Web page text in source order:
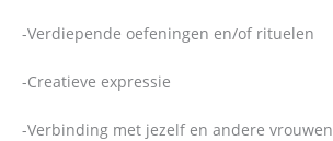
-Verdiepende oefeningen en/of rituelen
-Creatieve expressie
-Verbinding met jezelf en andere vrouwen